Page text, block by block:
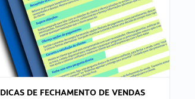
DICAS DE FECHAMENTO DE VENDAS